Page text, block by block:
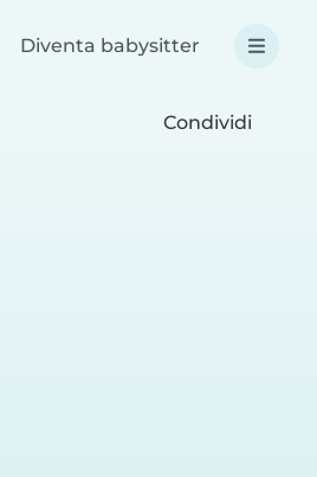
Diventa babysitter
Condividi